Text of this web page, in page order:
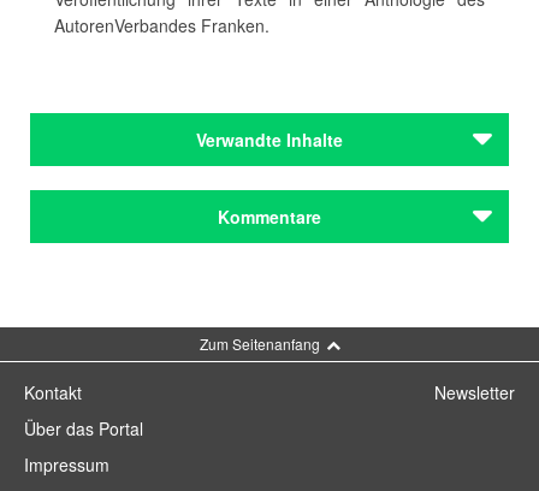
AutorenVerbandes Franken.
Verwandte Inhalte
AVF – AutorenVerband Franken
München
Städteporträts
München
Kommentare
Zum Seitenanfang
Kontakt
Über das Portal
Impressum
Newsletter